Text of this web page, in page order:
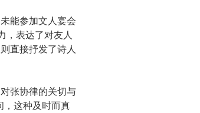
能参加文人宴会
，表达了对友人
直接抒发了诗人
张协律的关切与
，这种及时而真